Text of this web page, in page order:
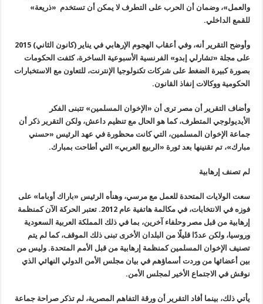
والعمل»، وضمان أن الحرب على التطرف لا يمكن أن تستخدم «ذريعة»
للقمع الداخلي.
وأوضح التقرير أنه، وفي أعقاب الهجوم الإرهابي في يناير (كانون الثاني) 2015
على مجلة «تشارلي إبدو» الفرنسية الأسبوعية الساخرة، كثفت الحكومات
بصورة كبيرة الضغط على شركات تكنولوجيا الإنترنت، للتعاون مع الاستخبارات
الحكومية ووكالات إنفاذ القانون.
وأضاف التقرير أن مصر ترى أن «الإخوان المسلمين» تتبنى الفكر
الأيديولوجي المتطرف، كما هو الحال مع تنظيم داعش، ولكن التقرير ذكر أن
جماعة الإخوان المسلمين، التي كانت محظورة في عهد الرئيس «حسني
مبارك»، تم تقنينها بعد ثورة «الربيع العربي» التي أطاحت بمبارك.
لم تصنف إرهابية
سعت الولايات المتحدة للعمل مع مرسي، وهنأه الرئيس «باراك أوباما» على
فوزه في الانتخابات، في مكالمة هاتفية عام 2012. تعتبر الحركة الآن كمنظمة
إرهابية من قبل مصر وحلفاء آخرين، بما في ذلك المملكة العربية السعودية
وروسيا، ولكن عددًا قليلًا من البلدان الأخرى تبنى ذلك الموقف، كما لم يتم
تصنيف الإخوان المسلمين كمنظمة إرهابية من قبل الأمم المتحدة. وليس من
بين أعضائها من وردت أسماؤهم في بيان مجلس الأمن الدولي النهائي الذي
نوقش في الاجتماع الأخير لمجلس الأمن.
يأتي ذلك، بينما أفاد التقرير أن ورقة التفاهم المصرية، لم تذكر صراحة جماعة